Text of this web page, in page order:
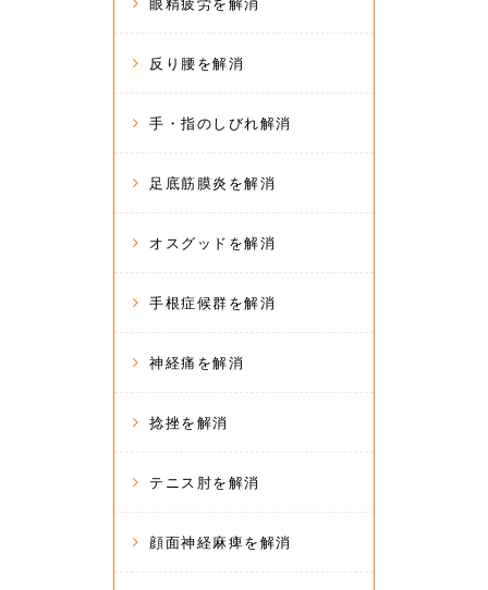
眼精疲労を解消
反り腰を解消
手・指のしびれ解消
足底筋膜炎を解消
オスグッドを解消
手根症候群を解消
神経痛を解消
捻挫を解消
テニス肘を解消
顔面神経麻痺を解消